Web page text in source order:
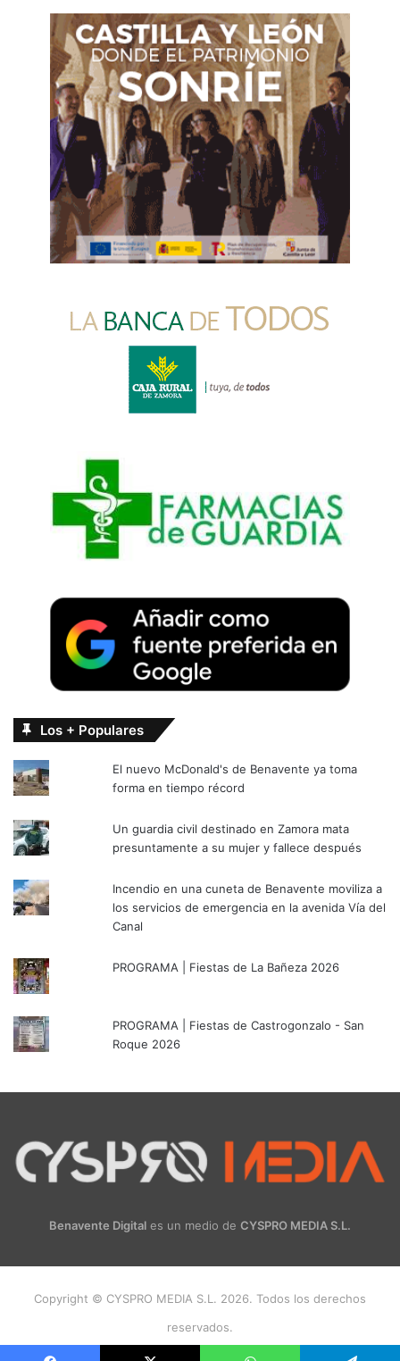
Los + Populares
El nuevo McDonald's de Benavente ya toma
forma en tiempo récord
Un guardia civil destinado en Zamora mata
presuntamente a su mujer y fallece después
Incendio en una cuneta de Benavente moviliza a
los servicios de emergencia en la avenida Vía del
Canal
PROGRAMA | Fiestas de La Bañeza 2026
PROGRAMA | Fiestas de Castrogonzalo - San
Roque 2026
Benavente Digital es un medio de CYSPRO MEDIA S.L.
Copyright © CYSPRO MEDIA S.L. 2026. Todos los derechos
reservados.